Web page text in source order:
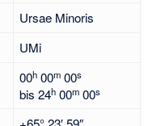
Ursae Minoris
UMi
00h 00m 00s
bis24h 00m 00s